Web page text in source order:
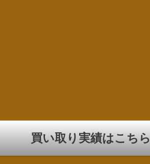
買い取り実績はこちら